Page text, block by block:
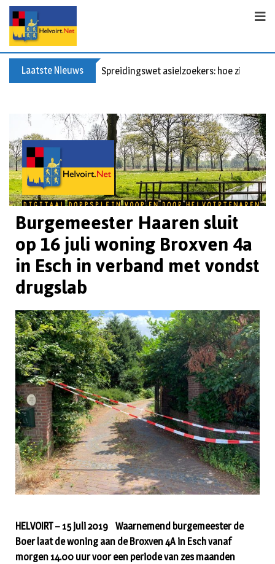
Laatste Nieuws Spreidingswet asielzoekers: hoe zit dat?
Burgemeester Haaren sluit
op 16 juli woning Broxven 4a
in Esch in verband met vondst
drugslab
HELVOIRT – 15 juli 2019 Waarnemend burgemeester de
Boer laat de woning aan de Broxven 4A in Esch vanaf
morgen 14.00 uur voor een periode van zes maanden